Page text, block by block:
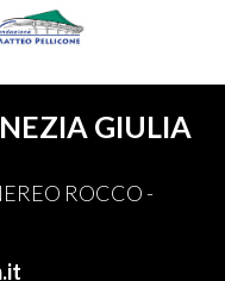
GIULIA
ROCCO -